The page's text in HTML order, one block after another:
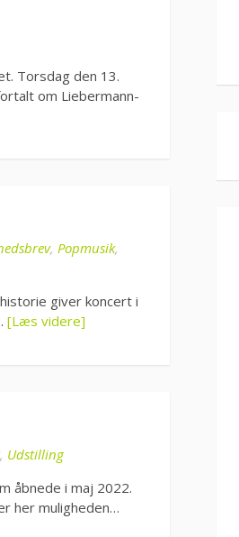
Torsdag den 13.
om Liebermann-
, Popmusik,
giver koncert i
[Læs videre]
, Udstilling
åbnede i maj 2022.
her muligheden…